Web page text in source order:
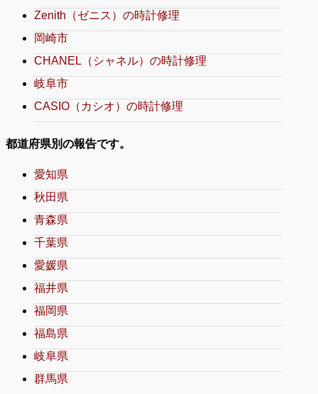
Zenith（ゼニス）の時計修理
岡崎市
CHANEL（シャネル）の時計修理
岐阜市
CASIO（カシオ）の時計修理
都道府県別の報告です。
愛知県
秋田県
青森県
千葉県
愛媛県
福井県
福岡県
福島県
岐阜県
群馬県